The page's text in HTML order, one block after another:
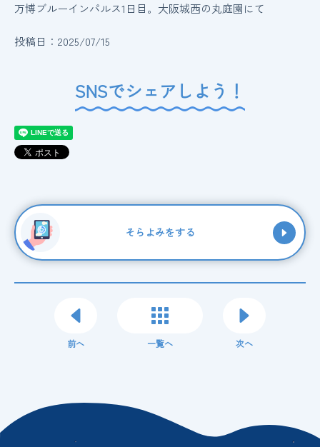
万博ブルーインパルス1日目。大阪城西の丸庭園にて
投稿日：2025/07/15
SNSでシェアしよう！
そらよみをする
前へ 一覧へ 次へ